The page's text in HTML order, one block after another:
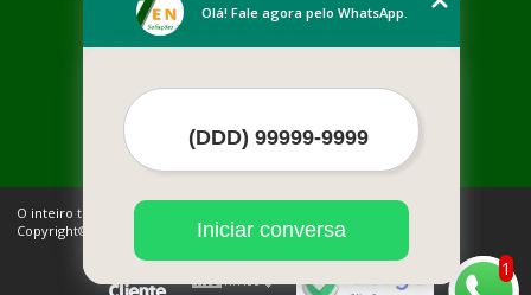
Empresa
Contato
Mais Serviços
O inteiro teor deste site está sujeito à proteção de direitos autorais.
Copyright© SEVEN RESIDUOS (Lei 9610 de 19/02/1998)
1
Olá! Fale agora pelo WhatsApp.
Iniciar conversa